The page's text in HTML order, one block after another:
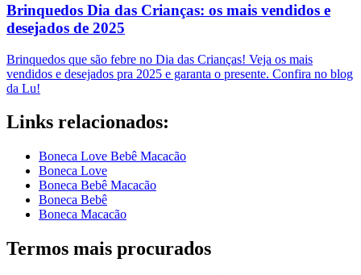
Brinquedos Dia das Crianças: os mais vendidos e
desejados de 2025
Brinquedos que são febre no Dia das Crianças! Veja os mais
vendidos e desejados pra 2025 e garanta o presente. Confira no blog
da Lu!
Links relacionados:
Boneca Love Bebê Macacão
Boneca Love
Boneca Bebê Macacão
Boneca Bebê
Boneca Macacão
Termos mais procurados